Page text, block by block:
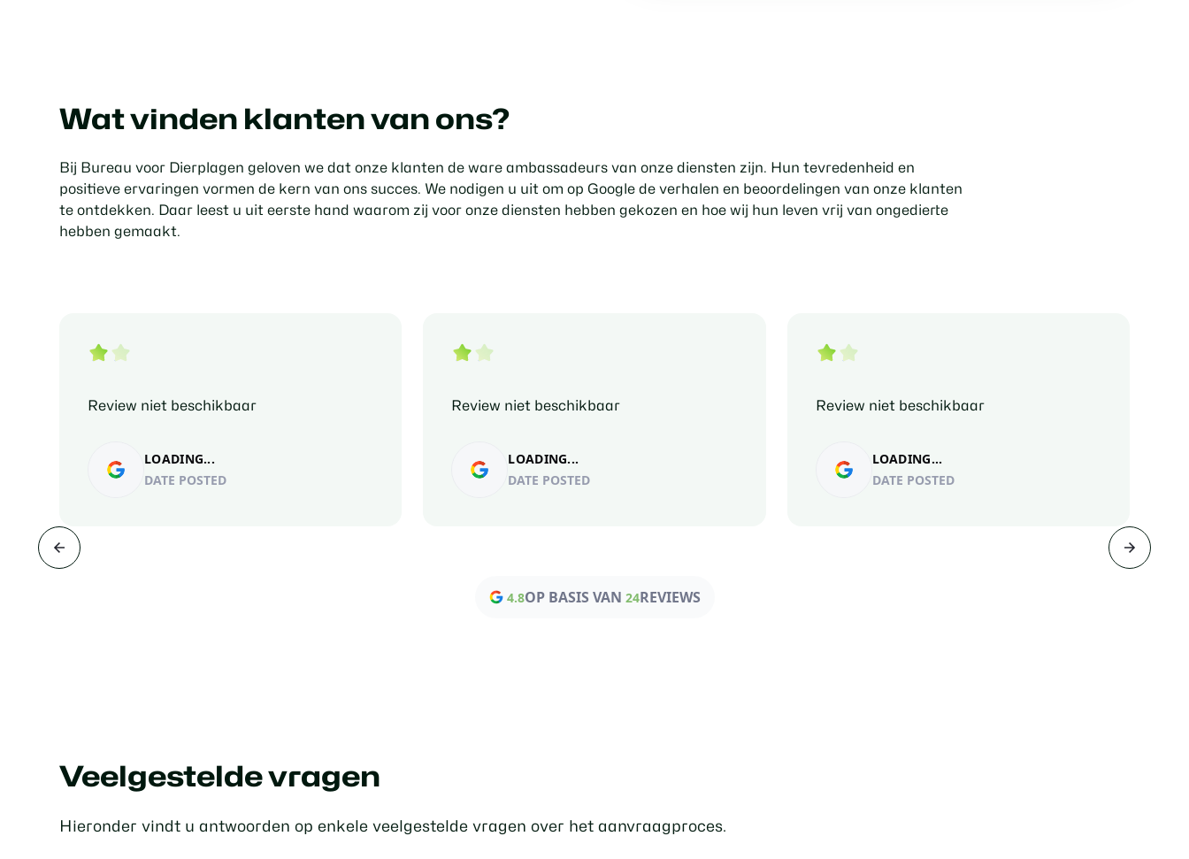
Wat vinden klanten van ons?
Bij Bureau voor Dierplagen geloven we dat onze klanten de ware ambassadeurs van onze diensten zijn. Hun tevredenheid en
positieve ervaringen vormen de kern van ons succes. We nodigen u uit om op Google de verhalen en beoordelingen van onze klanten
te ontdekken. Daar leest u uit eerste hand waarom zij voor onze diensten hebben gekozen en hoe wij hun leven vrij van ongedierte
hebben gemaakt.
Review niet beschikbaar
LOADING...
DATE POSTED
Review niet beschikbaar
LOADING...
DATE POSTED
Review niet beschikbaar
LOADING...
DATE POSTED
4.8OP BASIS VAN 24REVIEWS
Veelgestelde vragen
Hieronder vindt u antwoorden op enkele veelgestelde vragen over het aanvraagproces.